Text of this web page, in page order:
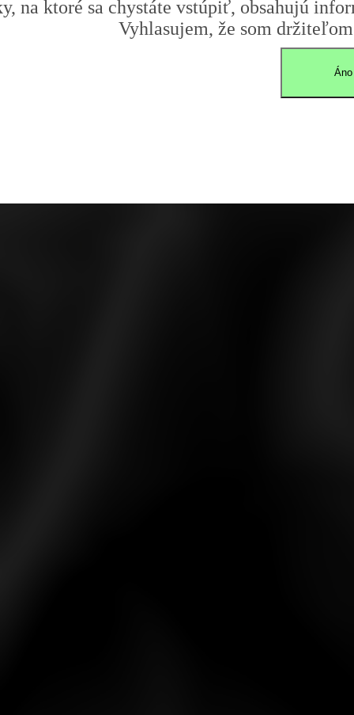
na ktoré sa chystáte vstúpiť, obsahujú
Vyhlasujem, že som
Áno